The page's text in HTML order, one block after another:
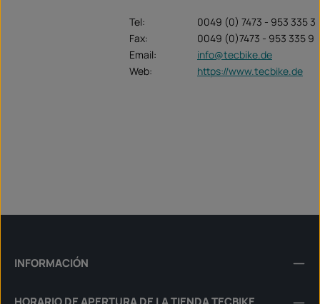
Tel:
0049 (0) 7473 - 953 335 3
Fax:
0049 (0)7473 - 953 335 9
Email:
info@tecbike.de
Web:
https://www.tecbike.de
INFORMACIÓN